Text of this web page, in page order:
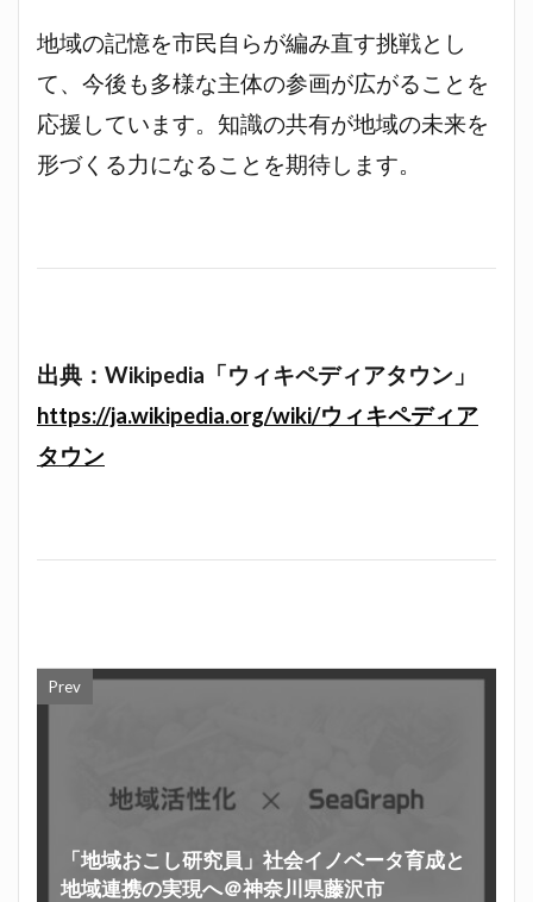
地域の記憶を市民自らが編み直す挑戦とし
て、今後も多様な主体の参画が広がることを
応援しています。知識の共有が地域の未来を
形づくる力になることを期待します。
出典：Wikipedia「ウィキペディアタウン」
https://ja.wikipedia.org/wiki/ウィキペディア
タウン
Prev
「地域おこし研究員」社会イノベータ育成と
地域連携の実現へ＠神奈川県藤沢市